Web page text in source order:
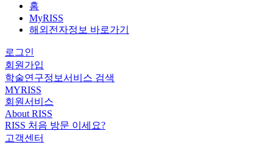
홈
MyRISS
해외전자정보 바로가기
로그인
회원가입
학술연구정보서비스 검색
MYRISS
회원서비스
About RISS
RISS 처음 방문 이세요?
고객센터